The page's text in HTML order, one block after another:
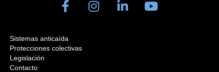
Sistemas anticaída
Protecciones colectivas
Legislación
Contacto